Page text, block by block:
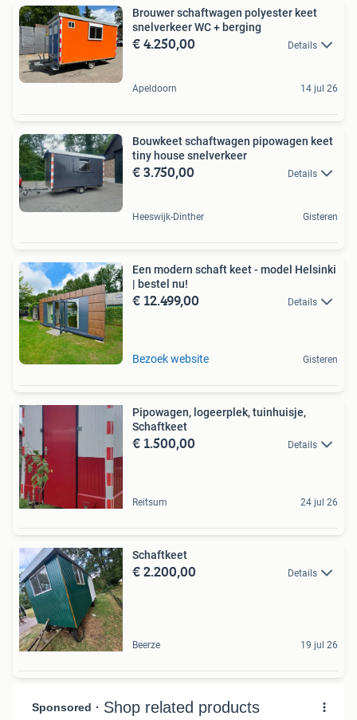
Brouwer schaftwagen polyester keet
snelverkeer WC + berging
€ 4.250,00 Details
Apeldoorn 14 jul 26
Bouwkeet schaftwagen pipowagen keet
tiny house snelverkeer
€ 3.750,00 Details
Heeswijk-Dinther Gisteren
Een modern schaft keet - model Helsinki
| bestel nu!
€ 12.499,00 Details
Bezoek website Gisteren
Pipowagen, logeerplek, tuinhuisje,
Schaftkeet
€ 1.500,00 Details
Reitsum 24 jul 26
Schaftkeet
€ 2.200,00 Details
Beerze 19 jul 26